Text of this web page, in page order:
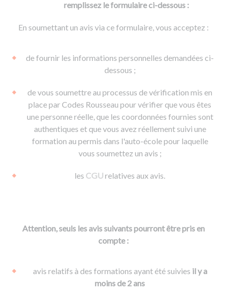
remplissez le formulaire ci-dessous :
En soumettant un avis via ce formulaire, vous acceptez :
de fournir les informations personnelles demandées ci-
dessous ;
de vous soumettre au processus de vérification mis en
place par Codes Rousseau pour vérifier que vous êtes
une personne réelle, que les coordonnées fournies sont
authentiques et que vous avez réellement suivi une
formation au permis dans l'auto-école pour laquelle
vous soumettez un avis ;
les CGUrelatives aux avis.
Attention, seuls les avis suivants pourront être pris en
compte :
avis relatifs à des formations ayant été suivies il y a
moins de 2 ans